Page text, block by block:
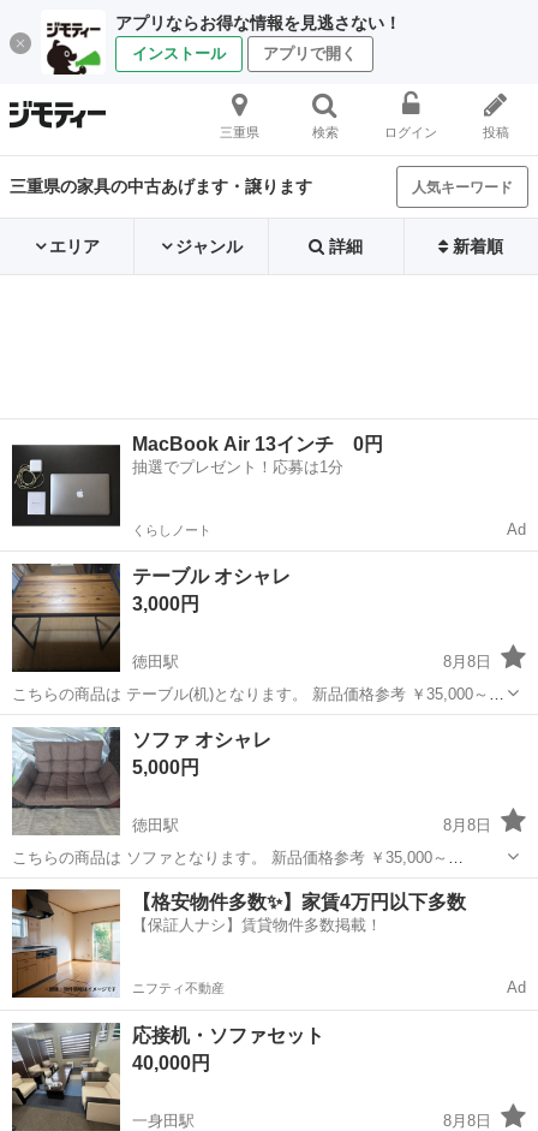
アプリならお得な情報を見逃さない！
インストール アプリで開く
三重県 検索 ログイン 投稿
三重県の家具の中古あげます・譲ります 人気キーワード
エリア ジャンル 詳細 新着順
MacBook Air 13インチ 0円
抽選でプレゼント！応募は1分
くらしノート Ad
テーブル オシャレ
3,000円
徳田駅
8月8日
こちらの商品は テーブル(机)となります。 新品価格参考 ￥35,000～
￥50,000 基本清掃をしてありますが、落ちない汚れもございます。 ※
冷やかしの問い合わせが多いため、定型分でお問い合わせの方は一切
返信しません...
三重 鈴鹿市
ソファ オシャレ
5,000円
徳田駅
8月8日
こちらの商品は ソファとなります。 新品価格参考 ￥35,000～
￥50,000 基本清掃をしてありますが、落ちない汚れもございます。 ※
冷やかしの問い合わせが多いため、定型分でお問い合わせの方は一切
三重 鈴鹿市 徳田駅 ソファ 商品
【格安物件多数✨】家賃4万円以下多数
【保証人ナシ】賃貸物件多数掲載！
ニフティ不動産 Ad
応接机・ソファセット
40,000円
一身田駅
8月8日